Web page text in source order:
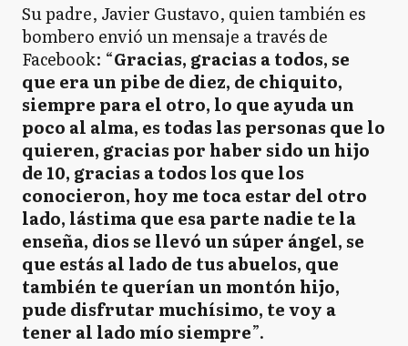
Su padre, Javier Gustavo, quien también es
bombero envió un mensaje a través de
Facebook: “Gracias, gracias a todos, se
que era un pibe de diez, de chiquito,
siempre para el otro, lo que ayuda un
poco al alma, es todas las personas que lo
quieren, gracias por haber sido un hijo
de 10, gracias a todos los que los
conocieron, hoy me toca estar del otro
lado, lástima que esa parte nadie te la
enseña, dios se llevó un súper ángel, se
que estás al lado de tus abuelos, que
también te querían un montón hijo,
pude disfrutar muchísimo, te voy a
tener al lado mío siempre”.